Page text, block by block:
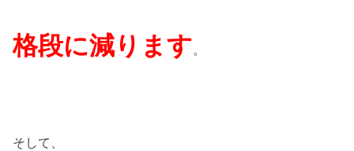
格段に減ります。
そして、